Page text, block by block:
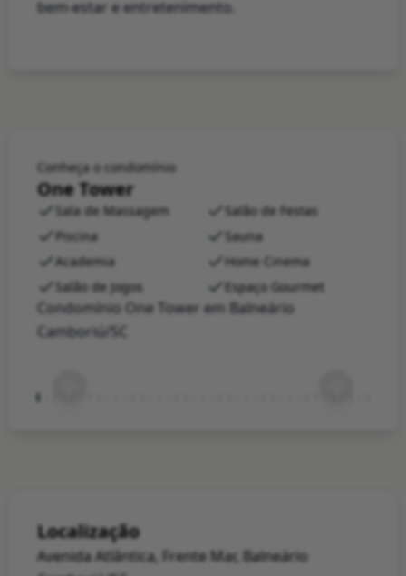
bem-estar e entretenimento.
Conheça o condomínio
One Tower
Sala de Massagem
Salão de Festas
Piscina
Sauna
Academia
Home Cinema
Salão de Jogos
Espaço Gourmet
Condomínio One Tower em Balneário
Camboriú/SC
Localização
Avenida Atlântica, Frente Mar, Balneário